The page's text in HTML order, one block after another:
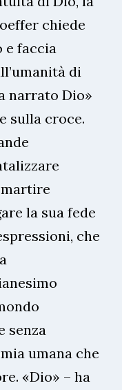
chiede
e faccia
di
narrato Dio»
sulla croce.
la sua fede
che
senza
umana che
«Dio» – ha